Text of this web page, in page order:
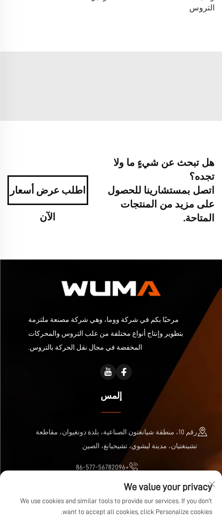
التروس
هل تبحث عن شيءٍ ما ولا
تجده؟
اتصل بمستشارينا للحصول
على مزيد من المنتجات
المتاحة.
اطلب عرض أسعار
الآن
مرحبًا بكم في شركة ووما، وهي شركة مصنعة ملتزمة
بتطوير وإنتاج أنواع مختلفة من علب التروس والمحركات
المخفضة في مجال نقل الحركة بالتروس.
إلمس
رقم 10، منطقة شيانغتون الصناعية، بلدة دونغيوان، مقاطعة
تشينغتيان، مدينة ليشوي، تشيجيانغ، الصين
+86-577-56782096
[email protected]
We value your privacy
We use cookies and similar tools to provide our services. If you don't
want to accept all cookies, click Personalize cookies.